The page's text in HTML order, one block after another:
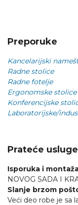
Preporuke
Kancelarijski
Radne stolice
Radne fotelje
Ergonomske stolice
Konferencijske
Laboratorijske/
Prateće usluge
Isporuka i
NOVOG SADA I
Slanje brzom
Veći deo robe je sa